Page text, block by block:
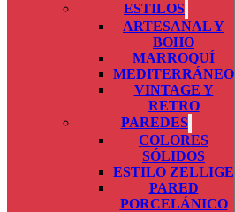
ESTILOS
ARTESANAL Y
BOHO
MARROQUÍ
MEDITERRÁNEO
VINTAGE Y
RETRO
PAREDES
COLORES
SÓLIDOS
ESTILO ZELLIGE
PARED
PORCELÁNICO